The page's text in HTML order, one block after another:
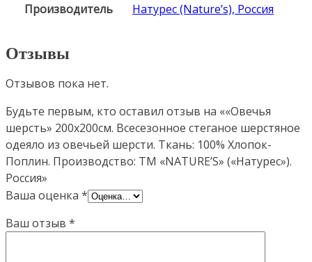
Производитель Натурес (Nature’s), Россия
Отзывы
Отзывов пока нет.
Будьте первым, кто оставил отзыв на ««Овечья
шерсть» 200х200см. Всесезонное стеганое шерстяное
одеяло из овечьей шерсти. Ткань: 100% Хлопок-
Поплин. Производство: ТМ «NATURE’S» («Натурес»).
Россия»
Ваша оценка *
Ваш отзыв *